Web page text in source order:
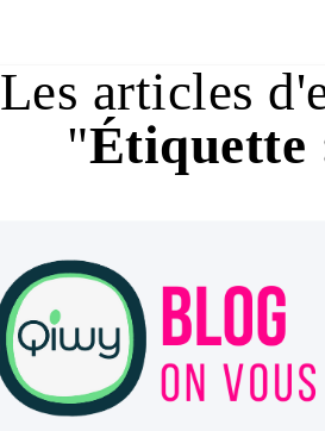
Les articles
"Étiquette